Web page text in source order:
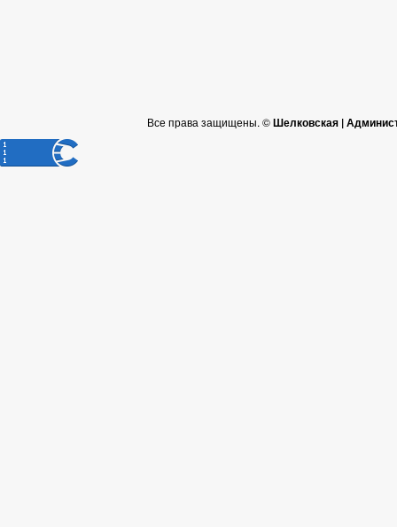
Все права защищены. ©Шелковская |